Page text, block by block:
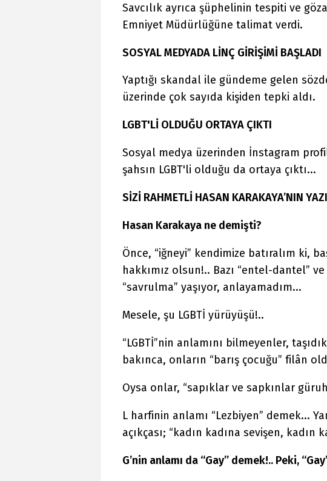
Savcılık ayrıca şüphelinin tespiti ve
Emniyet Müdürlüğüne talimat verdi.
SOSYAL MEDYADA LİNÇ GİRİŞİMİ BAŞLADI
Yaptığı skandal ile gündeme gelen
üzerinde çok sayıda kişiden tepki aldı.
LGBT'Lİ OLDUĞU ORTAYA ÇIKTI
Sosyal medya üzerinden İnstagram
şahsın LGBT'li olduğu da ortaya çıktı...
SİZİ RAHMETLİ HASAN KARAKAYA’NIN
Hasan Karakaya ne demişti?
Önce, “iğneyi” kendimize batıralım ki,
hakkımız olsun!.. Bazı “entel-dantel”
“savrulma” yaşıyor, anlayamadım...
Mesele, şu LGBTİ yürüyüşü!..
“LGBTİ”nin anlamını bilmeyenler,
bakınca, onların “barış çocuğu” filân
Oysa onlar, “sapıklar ve sapkınlar
L harfinin anlamı “Lezbiyen” demek...
açıkçası; “kadın kadına sevişen, kadın
G’nin anlamı da “Gay” demek!.. Peki,